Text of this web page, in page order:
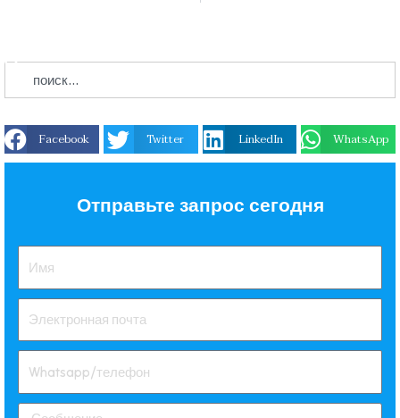
Facebook Twitter LinkedIn WhatsApp
Отправьте запрос сегодня